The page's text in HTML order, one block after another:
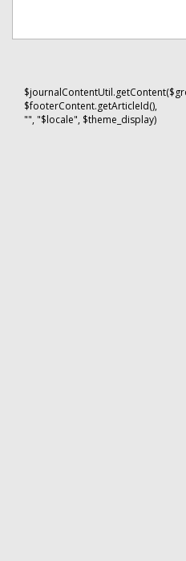
$footerContent.getArticleId(),
"", "$locale", $theme_display)